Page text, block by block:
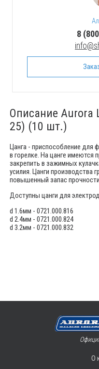
8
Описание Aurora
25) (10 шт.)
Цанга - приспособление для
в горелке. На цанге имеются
закрепить в зажимных
усилия. Цанги производства
повышенный запас
Доступны цанги для
d 1.6мм - 0721.000.816
d 2.4мм - 0721.000.824
d 3.2мм - 0721.000.832
О